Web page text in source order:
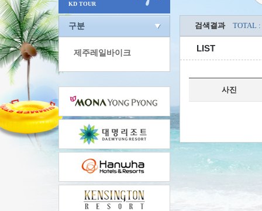
KD TOUR
구분
제주레일바이크
검색결과 TOTAL :
LIST
사진